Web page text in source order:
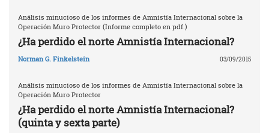
Análisis minucioso de los informes de Amnistía Internacional sobre la
Operación Muro Protector (Informe completo en pdf.)
¿Ha perdido el norte Amnistía Internacional?
Norman G. Finkelstein 03/09/2015
Análisis minucioso de los informes de Amnistía Internacional sobre la
Operación Muro Protector
¿Ha perdido el norte Amnistía Internacional?
(quinta y sexta parte)